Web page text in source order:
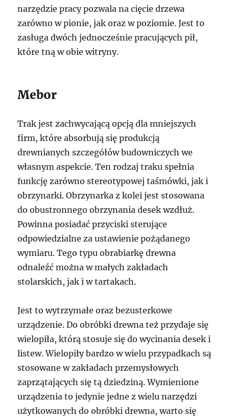
narzędzie pracy pozwala na cięcie drzewa
zarówno w pionie, jak oraz w poziomie. Jest to
zasługa dwóch jednocześnie pracujących pił,
które tną w obie witryny.
Mebor
Trak jest zachwycającą opcją dla mniejszych
firm, które absorbują się produkcją
drewnianych szczegółów budowniczych we
własnym aspekcie. Ten rodzaj traku spełnia
funkcję zarówno stereotypowej taśmówki, jak i
obrzynarki. Obrzynarka z kolei jest stosowana
do obustronnego obrzynania desek wzdłuż.
Powinna posiadać przyciski sterujące
odpowiedzialne za ustawienie pożądanego
wymiaru. Tego typu obrabiarkę drewna
odnaleźć można w małych zakładach
stolarskich, jak i w tartakach.
Jest to wytrzymałe oraz bezusterkowe
urządzenie. Do obróbki drewna też przydaje się
wielopiła, którą stosuje się do wycinania desek i
listew. Wielopiły bardzo w wielu przypadkach są
stosowane w zakładach przemysłowych
zaprzątających się tą dziedziną. Wymienione
urządzenia to jedynie jedne z wielu narzędzi
użytkowanych do obróbki drewna, warto się